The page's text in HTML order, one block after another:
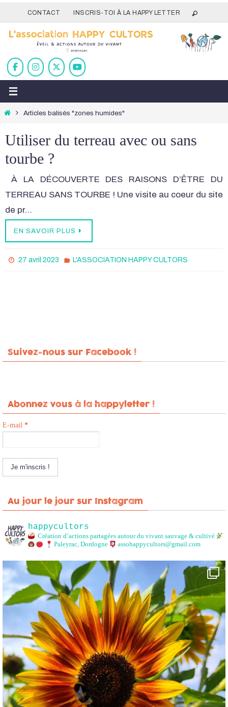
vers
contenu
CONTACT INSCRIS-TOI À LA HAPPY LETTER
HomeArticles balisés "zones humides"
Utiliser du terreau avec ou sans
tourbe ?
À LA DÉCOUVERTE DES RAISONS D’ÊTRE DU
TERREAU SANS TOURBE ! Une visite au coeur du site
de pr…
EN SAVOIR PLUS
27 avril 2023 L'ASSOCIATION HAPPY CULTORS
Suivez-nous sur Facebook !
Abonnez vous à la happyletter !
E-mail *
Au jour le jour sur Instagram
happycultors
Création d’actions partagées autour du vivant sauvage & cultivé
Paleyrac, Dordogne
assohappycultors@gmail.com